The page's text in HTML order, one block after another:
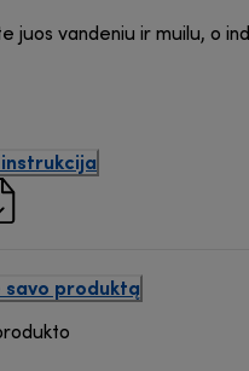
juos vandeniu ir muilu, o
produktą